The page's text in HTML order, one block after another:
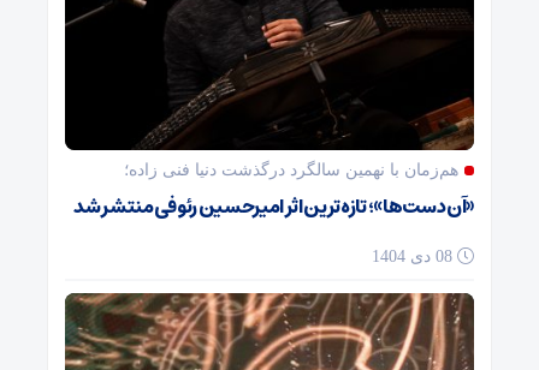
هم‌زمان با نهمین سالگرد درگذشت دنیا فنی زاده؛
«آن دست‌ها»؛ تازه‌ترین اثر امیرحسین رئوفی منتشر شد